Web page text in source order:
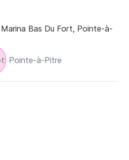
Marina Bas Du Fort, Pointe-à-